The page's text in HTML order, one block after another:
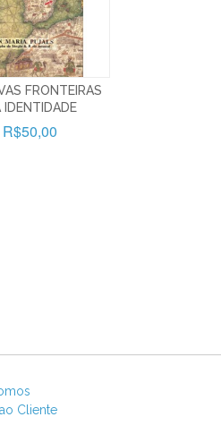
FRONTEIRAS
IDENTIDADE
R$50,00
Cliente